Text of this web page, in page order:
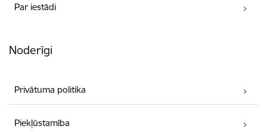
Par iestādi
Noderīgi
Privātuma politika
Piekļūstamība